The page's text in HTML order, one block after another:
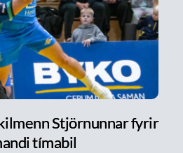
Stjörnunnar fyrir
tímabil